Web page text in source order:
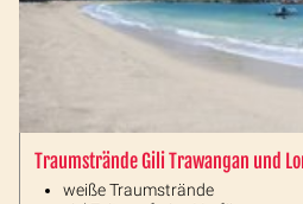
Traumstrände Gili Trawangan und
weiße Traumstrände